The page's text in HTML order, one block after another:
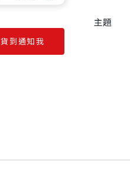
貨到通知我
主題